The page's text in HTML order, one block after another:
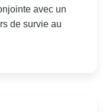
avec un
de survie au